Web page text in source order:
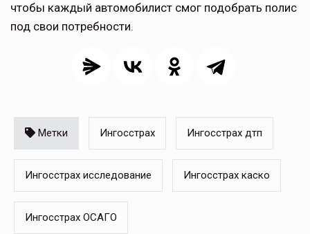
чтобы каждый автомобилист смог подобрать полис
под свои потребности.
Метки Ингосстрах Ингосстрах дтп
Ингосстрах исследование Ингосстрах каско
Ингосстрах ОСАГО